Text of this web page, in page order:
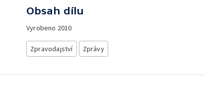
Obsah dílu
Vyrobeno 2010
Zpravodajství Zprávy